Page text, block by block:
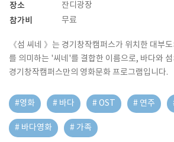
장소 잔디광장
참가비 무료
《섬 씨네 》는 경기창작캠퍼스가 위치한 대
를 의미하는 '씨네'를 결합한 이름으로, 바다와
경기창작캠퍼스만의 영화문화 프로그램입니다.
#영화 # 바다 # OST # 연주
# 바다영화 # 가족